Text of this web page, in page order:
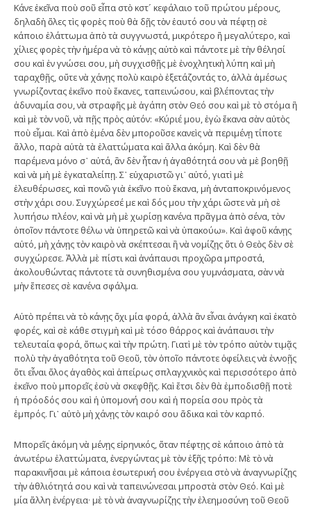
Κάνε ἐκεῖνα ποὺ σοῦ εἶπα στὸ κστ´ κεφάλαιο τοῦ πρώτου μέρους,
δηλαδὴ ὅλες τὶς φορὲς ποὺ θὰ δῇς τὸν ἑαυτό σου νὰ πέφτῃ σὲ
κάποιο ἐλάττωμα ἀπὸ τὰ συγγνωστά, μικρότερο ἢ μεγαλύτερο, καὶ
χίλιες φορὲς τὴν ἡμέρα νὰ τὸ κάνῃς αὐτὸ καὶ πάντοτε μὲ τὴν θέλησί
σου καὶ ἐν γνώσει σου, μὴ συγχισθῇς μὲ ἐνοχλητικὴ λύπη καὶ μὴ
ταραχθῇς, οὔτε νὰ χάνῃς πολὺ καιρὸ ἐξετάζοντάς το, ἀλλὰ ἀμέσως
γνωρίζοντας ἐκεῖνο ποὺ ἔκανες, ταπεινώσου, καὶ βλέποντας τὴν
ἀδυναμία σου, νὰ στραφῆς μὲ ἀγάπη στὸν Θεό σου καὶ μὲ τὸ στόμα ἢ
καὶ μὲ τὸν νοῦ, νὰ πῇς πρὸς αὐτόν: «Κύριέ μου, ἐγὼ ἔκανα σὰν αὐτὸς
ποὺ εἶμαι. Καὶ ἀπὸ ἐμένα δὲν μποροῦσε κανεὶς νὰ περιμένῃ τίποτε
ἄλλο, παρὰ αὐτὰ τὰ ἐλαττώματα καὶ ἄλλα ἀκόμη. Καὶ δὲν θὰ
παρέμενα μόνο σ᾿ αὐτά, ἂν δὲν ἦταν ἡ ἀγαθότητά σου νὰ μὲ βοηθῇ
καὶ νὰ μὴ μὲ ἐγκαταλείπῃ. Σ᾿ εὐχαριστῶ γι᾿ αὐτό, γιατὶ μὲ
ἐλευθέρωσες, καὶ πονῶ γιὰ ἐκεῖνο ποὺ ἔκανα, μὴ ἀνταποκρινόμενος
στὴν χάρι σου. Συγχώρεσέ με καὶ δός μου τὴν χάρι ὥστε νὰ μὴ σὲ
λυπήσω πλέον, καὶ νὰ μὴ μὲ χωρίσῃ κανένα πρᾶγμα ἀπὸ σένα, τὸν
ὁποῖον πάντοτε θέλω νὰ ὑπηρετῶ καὶ νὰ ὑπακούω». Καὶ ἀφοῦ κάνῃς
αὐτό, μὴ χάνῃς τὸν καιρὸ νὰ σκέπτεσαι ἢ νὰ νομίζῃς ὅτι ὁ Θεὸς δὲν σὲ
συγχώρεσε. Ἀλλὰ μὲ πίστι καὶ ἀνάπαυσι προχῶρα μπροστά,
ἀκολουθώντας πάντοτε τὰ συνηθισμένα σου γυμνάσματα, σὰν νὰ
μὴν ἔπεσες σὲ κανένα σφάλμα.
Αὐτὸ πρέπει νὰ τὸ κάνῃς ὄχι μία φορά, ἀλλὰ ἂν εἶναι ἀνάγκη καὶ ἑκατὸ
φορές, καὶ σὲ κάθε στιγμὴ καὶ μὲ τόσο θάρρος καὶ ἀνάπαυσι τὴν
τελευταία φορά, ὅπως καὶ τὴν πρώτη. Γιατὶ μὲ τὸν τρόπο αὐτὸν τιμᾷς
πολὺ τὴν ἀγαθότητα τοῦ Θεοῦ, τὸν ὁποῖο πάντοτε ὀφείλεις νὰ ἐννοῇς
ὅτι εἶναι ὅλος ἀγαθὸς καὶ ἀπείρως σπλαγχνικὸς καὶ περισσότερο ἀπὸ
ἐκεῖνο ποὺ μπορεῖς ἐσὺ νὰ σκεφθῇς. Καὶ ἔτσι δὲν θὰ ἐμποδισθῇ ποτὲ
ἡ πρόοδός σου καὶ ἡ ὑπομονή σου καὶ ἡ πορεία σου πρὸς τὰ
ἐμπρός. Γι᾿ αὐτὸ μὴ χάνῃς τὸν καιρό σου ἄδικα καὶ τὸν καρπό.
Μπορεῖς ἀκόμη νὰ μένῃς εἰρηνικός, ὅταν πέφτῃς σὲ κάποιο ἀπὸ τὰ
ἀνωτέρω ἐλαττώματα, ἐνεργώντας μὲ τὸν ἑξῆς τρόπο: Μὲ τὸ νὰ
παρακινῆσαι μὲ κάποια ἐσωτερική σου ἐνέργεια στὸ νὰ ἀναγνωρίζῃς
τὴν ἀθλιότητά σου καὶ νὰ ταπεινώνεσαι μπροστὰ στὸν Θεό. Καὶ μὲ
μία ἄλλη ἐνέργεια· μὲ τὸ νὰ ἀναγνωρίζῃς τὴν ἐλεημοσύνη τοῦ Θεοῦ